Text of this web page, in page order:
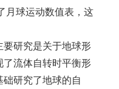
月球运动数值表，这
研究是关于地球形
流体自转时平衡形
研究了地球的自